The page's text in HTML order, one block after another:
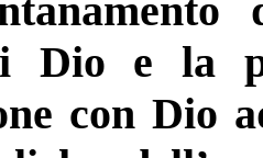
Dio e la
con Dio